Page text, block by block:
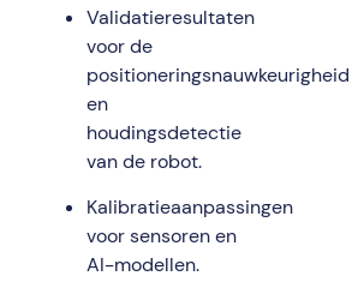
Validatieresultaten
voor de
positioneringsnauwkeurigheid
en
houdingsdetectie
van de robot.
Kalibratieaanpassingen
voor sensoren en
AI-modellen.